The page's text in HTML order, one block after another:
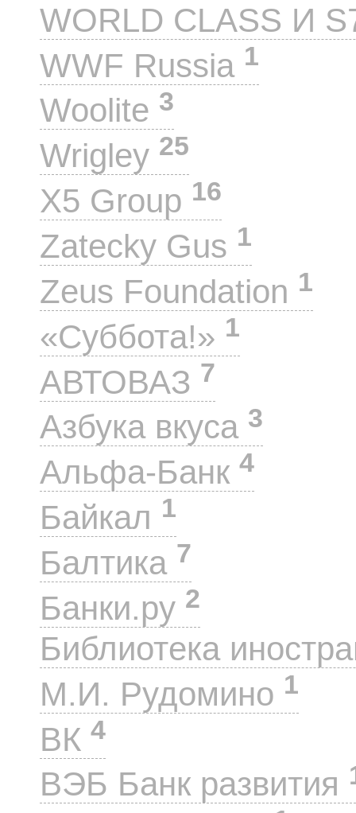
WORLD CLASS И
WWF Russia 1
Woolite 3
Wrigley 25
X5 Group 16
Zatecky Gus 1
Zeus Foundation 1
«Суббота!» 1
АВТОВАЗ 7
Азбука вкуса 3
Альфа-Банк 4
Байкал 1
Балтика 7
Банки.ру 2
Библиотека
М.И. Рудомино 1
ВК 4
ВЭБ Банк развития